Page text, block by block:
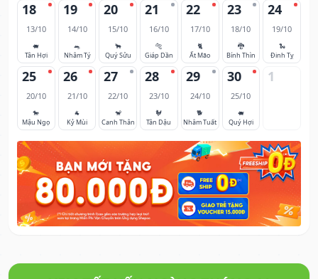
18
13/10
🐖
Tân Hợi
19
14/10
🐀
Nhâm Tý
20
15/10
🐂
Quý Sửu
21
16/10
🐅
Giáp Dần
22
17/10
🐈
Ất Mão
23
18/10
🐉
Bính Thìn
24
19/10
🐍
Đinh Tỵ
25
20/10
🐎
Mậu Ngọ
26
21/10
🐐
Kỷ Mùi
27
22/10
🐒
Canh Thân
28
23/10
🐓
Tân Dậu
29
24/10
🐕
Nhâm Tuất
30
25/10
🐖
Quý Hợi
1